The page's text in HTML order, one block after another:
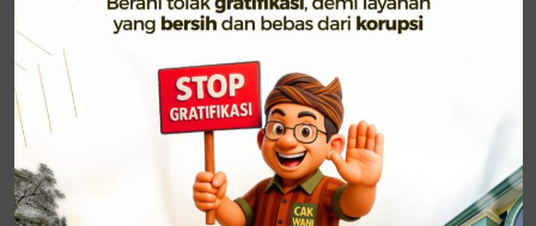
Ia berharap, guru saat ini mampu memanfaatkan
teknologi dalam proses pembelajran sehingga
kualitas pembelajaran akan meningkat dan tujuan
pendidikan akan tercapai. Maka guru dituntut untuk
senantiasa mengikuti perubahan lingkungan yang
tentuya akan berdampak pada dunia pendidikan.